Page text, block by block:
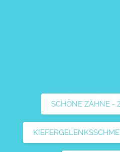
SCHÖNE ZÄHNE -